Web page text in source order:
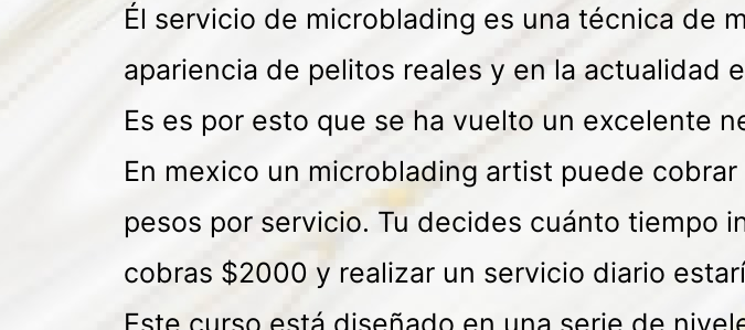
Él servicio de microblading es una técnica de
apariencia de pelitos reales y en la actualidad
Es es por esto que se ha vuelto un excelente
En mexico un microblading artist puede
pesos por servicio. Tu decides cuánto tiempo
cobras $2000 y realizar un servicio diario
Este curso está diseñado en una serie de